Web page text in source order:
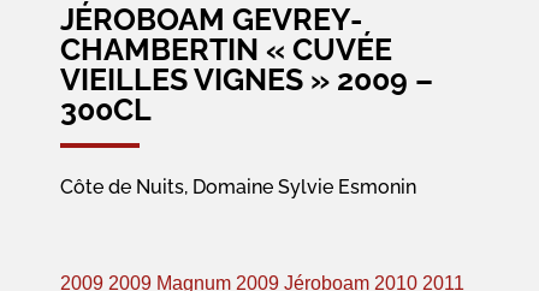
JÉROBOAM GEVREY-
CHAMBERTIN « CUVÉE
VIEILLES VIGNES » 2009 –
300CL
Côte de Nuits, Domaine Sylvie Esmonin
2009 2009 Magnum 2009 Jéroboam 2010 2011